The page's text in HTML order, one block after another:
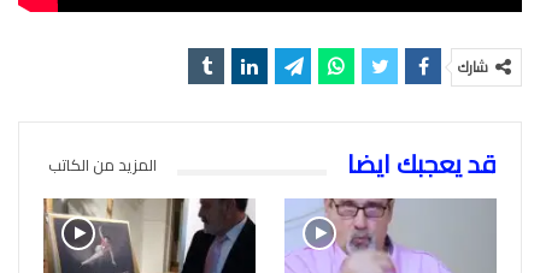
شارك
قد يعجبك ايضا المزيد من الكاتب